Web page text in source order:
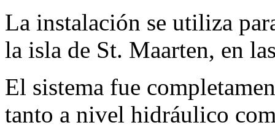
La instalación se utiliza
la isla de St. Maarten, en
El sistema fue
tanto a nivel hidráulico